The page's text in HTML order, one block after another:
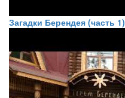
Загадки Берендея (часть 1)